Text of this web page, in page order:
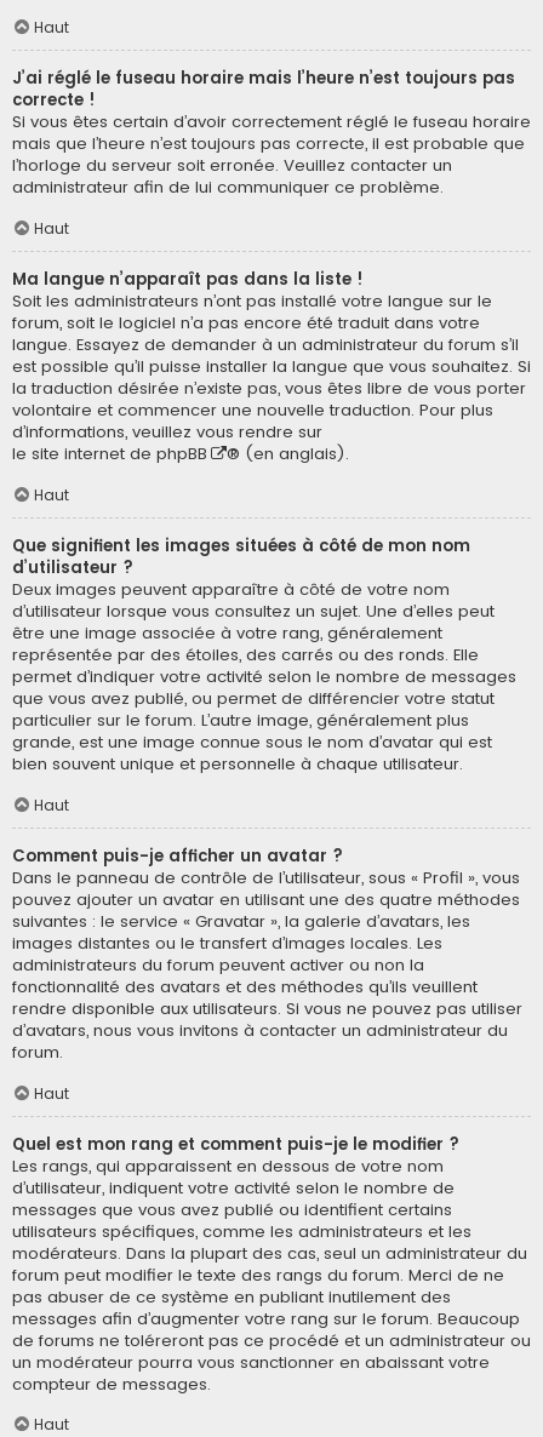
Haut
J’ai réglé le fuseau horaire mais l’heure n’est toujours pas
correcte !
Si vous êtes certain d’avoir correctement réglé le fuseau horaire
mais que l’heure n’est toujours pas correcte, il est probable que
l’horloge du serveur soit erronée. Veuillez contacter un
administrateur afin de lui communiquer ce problème.
Haut
Ma langue n’apparaît pas dans la liste !
Soit les administrateurs n’ont pas installé votre langue sur le
forum, soit le logiciel n’a pas encore été traduit dans votre
langue. Essayez de demander à un administrateur du forum s’il
est possible qu’il puisse installer la langue que vous souhaitez. Si
la traduction désirée n’existe pas, vous êtes libre de vous porter
volontaire et commencer une nouvelle traduction. Pour plus
d’informations, veuillez vous rendre sur
le site internet de phpBB
® (en anglais).
Haut
Que signifient les images situées à côté de mon nom
d’utilisateur ?
Deux images peuvent apparaître à côté de votre nom
d’utilisateur lorsque vous consultez un sujet. Une d’elles peut
être une image associée à votre rang, généralement
représentée par des étoiles, des carrés ou des ronds. Elle
permet d’indiquer votre activité selon le nombre de messages
que vous avez publié, ou permet de différencier votre statut
particulier sur le forum. L’autre image, généralement plus
grande, est une image connue sous le nom d’avatar qui est
bien souvent unique et personnelle à chaque utilisateur.
Haut
Comment puis-je afficher un avatar ?
Dans le panneau de contrôle de l’utilisateur, sous « Profil », vous
pouvez ajouter un avatar en utilisant une des quatre méthodes
suivantes : le service « Gravatar », la galerie d’avatars, les
images distantes ou le transfert d’images locales. Les
administrateurs du forum peuvent activer ou non la
fonctionnalité des avatars et des méthodes qu’ils veuillent
rendre disponible aux utilisateurs. Si vous ne pouvez pas utiliser
d’avatars, nous vous invitons à contacter un administrateur du
forum.
Haut
Quel est mon rang et comment puis-je le modifier ?
Les rangs, qui apparaissent en dessous de votre nom
d’utilisateur, indiquent votre activité selon le nombre de
messages que vous avez publié ou identifient certains
utilisateurs spécifiques, comme les administrateurs et les
modérateurs. Dans la plupart des cas, seul un administrateur du
forum peut modifier le texte des rangs du forum. Merci de ne
pas abuser de ce système en publiant inutilement des
messages afin d’augmenter votre rang sur le forum. Beaucoup
de forums ne toléreront pas ce procédé et un administrateur ou
un modérateur pourra vous sanctionner en abaissant votre
compteur de messages.
Haut